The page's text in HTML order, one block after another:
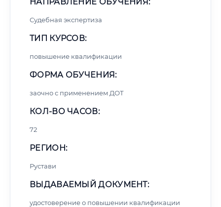
Судебная экспертиза
ТИП КУРСОВ:
повышение квалификации
ФОРМА ОБУЧЕНИЯ:
заочно с применением ДОТ
КОЛ-ВО ЧАСОВ:
72
РЕГИОН:
Рустави
ВЫДАВАЕМЫЙ ДОКУМЕНТ:
удостоверение о повышении квалификации